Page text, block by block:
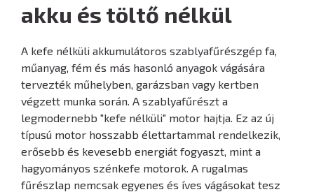
akku és töltő nélkül
A kefe nélküli akkumulátoros szablyafűrészgép fa,
műanyag, fém és más hasonló anyagok vágására
tervezték műhelyben, garázsban vagy kertben
végzett munka során. A szablyafűrészt a
legmodernebb "kefe nélküli" motor hajtja. Ez az új
típusú motor hosszabb élettartammal rendelkezik,
erősebb és kevesebb energiát fogyaszt, mint a
hagyományos szénkefe motorok. A rugalmas
fűrészlap nemcsak egyenes és íves vágásokat tesz